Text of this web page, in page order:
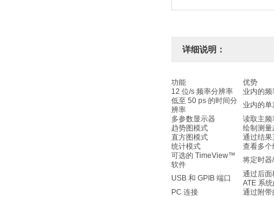
详细说明：
功能
优势
12 位/s 频率分辨率
业内的频
低至 50 ps 的时间分
辨率
业内的单
多参数显示器
读取主频
趋势图模式
绘制测量
直方图模式
通过结果
统计模式
查看多
可选的 TimeView™
软件
将定时器
USB 和 GPIB 端口
通过后面
ATE 系
PC 连接
通过附